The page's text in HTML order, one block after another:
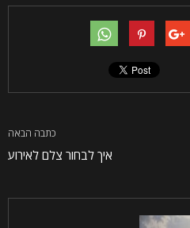
כתבה הבאה
איך לבחור צלם לאירוע